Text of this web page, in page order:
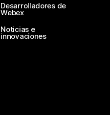
Desarrolladores de
Webex
Noticias e
innovaciones